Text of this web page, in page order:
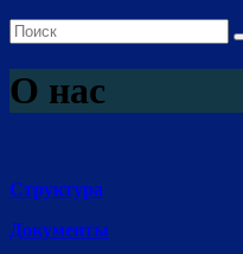
О нас
Структура
Документы